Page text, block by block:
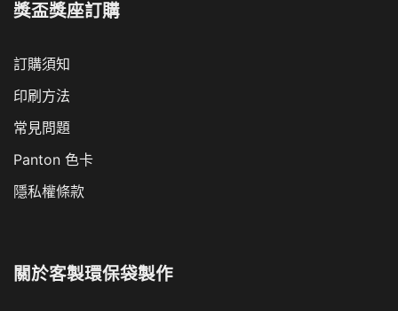
獎盃獎座訂購
訂購須知
印刷方法
常見問題
Panton 色卡
隱私權條款
關於客製環保袋製作